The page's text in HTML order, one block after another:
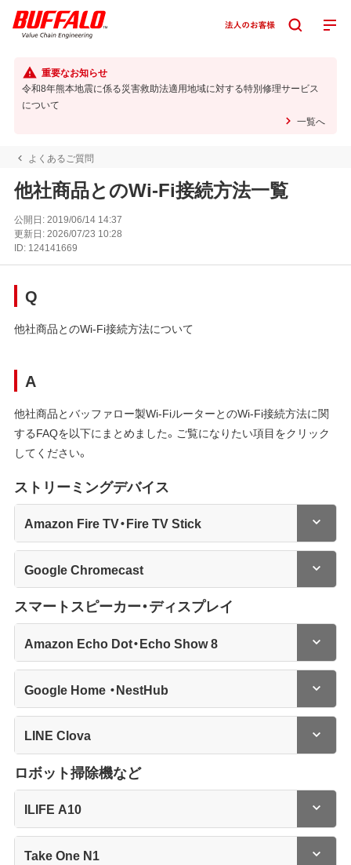
重要なお知らせ
令和8年熊本地震に係る災害救助法適用地域に対する特別修理サービス
について
一覧へ
よくあるご質問
他社商品とのWi-Fi接続方法一覧
公開日:2019/06/14 14:37
更新日:2026/07/23 10:28
ID: 124141669
Q
他社商品とのWi-Fi接続方法について
A
他社商品とバッファロー製Wi-FiルーターとのWi-Fi接続方法に関
するFAQを以下にまとめました。ご覧になりたい項目をクリック
してください。
ストリーミングデバイス
Amazon Fire TV・Fire TV Stick
Google Chromecast
スマートスピーカー・ディスプレイ
Amazon Echo Dot・Echo Show 8
Google Home ・NestHub
LINE Clova
ロボット掃除機など
ILIFE A10
Take One N1